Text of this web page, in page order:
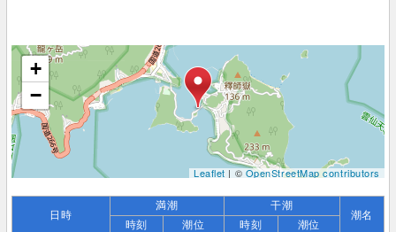
+
−
Leaflet| ©OpenStreetMap contributors
日時
満潮 干潮
潮名
時刻 潮位 時刻
潮位